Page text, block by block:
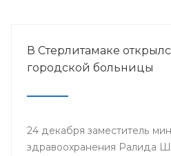
В Стерлитамаке
городской больницы
24 декабря заместитель
здравоохранения Ралида